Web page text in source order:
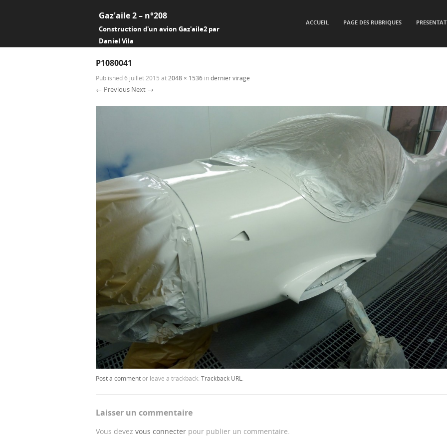
Gaz'aile 2 – n°208
Construction d'un avion Gaz'aile2 par
Daniel Vila
ACCUEIL PAGE DES RUBRIQUES
P1080041
Published6 juillet 2015 at 2048 × 1536 indernier virage
← Previous Next →
Post a commentor leave a trackback: Trackback URL.
Laisser un commentaire
Vous devez vous connecter pour publier un commentaire.